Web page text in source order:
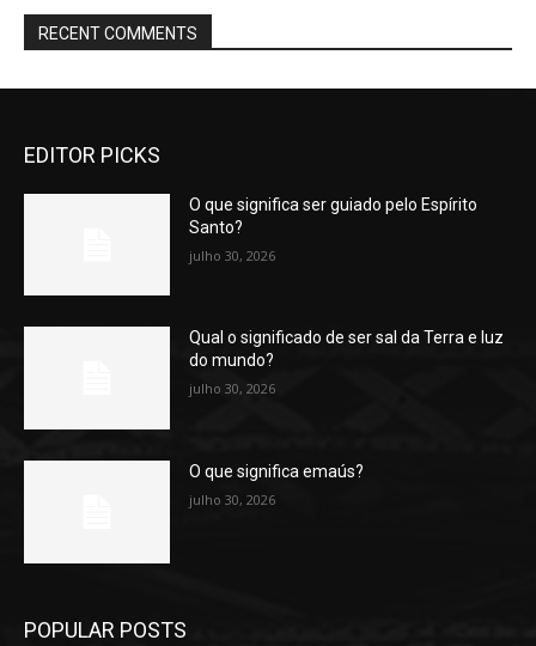
RECENT COMMENTS
EDITOR PICKS
O que significa ser guiado pelo Espírito
Santo?
julho 30, 2026
Qual o significado de ser sal da Terra e luz
do mundo?
julho 30, 2026
O que significa emaús?
julho 30, 2026
POPULAR POSTS